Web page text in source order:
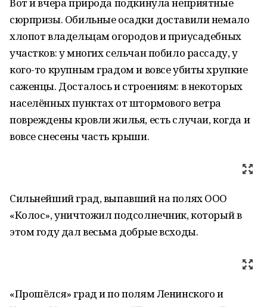
сюрпризы. Обильные осадки доставили немало
хлопот владельцам огородов и приусадебных
участков: у многих сельчан побило рассаду, у
кого-то крупным градом и вовсе убиты хрупкие
саженцы. Досталось и строениям: в некоторых
населённых пунктах от штормового ветра
повреждены кровли жилья, есть случаи, когда и
вовсе снесены часть крыши.
Сильнейший град, выпавший на полях ООО
«Колос», уничтожил подсолнечник, который в
этом году дал весьма добрые всходы.
«Прошёлся» град и по полям Ленинского и